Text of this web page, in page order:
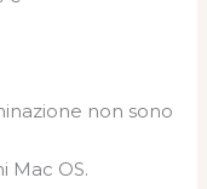
non sono
Mac OS.